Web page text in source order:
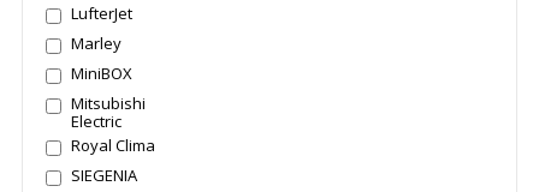
LufterJet
Marley
MiniBOX
Mitsubishi
Electric
Royal Clima
SIEGENIA